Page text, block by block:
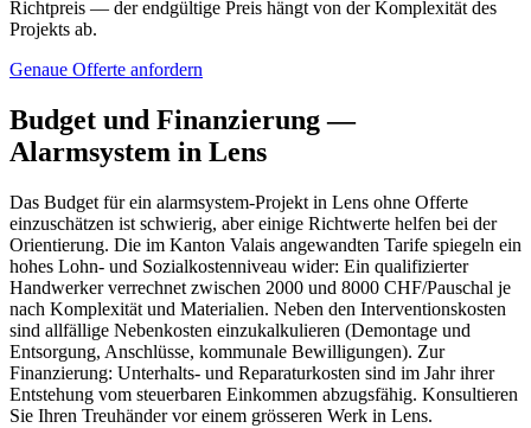
Richtpreis — der endgültige Preis hängt von der Komplexität des
Projekts ab.
Genaue Offerte anfordern
Budget und Finanzierung —
Alarmsystem in Lens
Das Budget für ein alarmsystem-Projekt in Lens ohne Offerte
einzuschätzen ist schwierig, aber einige Richtwerte helfen bei der
Orientierung. Die im Kanton Valais angewandten Tarife spiegeln ein
hohes Lohn- und Sozialkostenniveau wider: Ein qualifizierter
Handwerker verrechnet zwischen 2000 und 8000 CHF/Pauschal je
nach Komplexität und Materialien. Neben den Interventionskosten
sind allfällige Nebenkosten einzukalkulieren (Demontage und
Entsorgung, Anschlüsse, kommunale Bewilligungen). Zur
Finanzierung: Unterhalts- und Reparaturkosten sind im Jahr ihrer
Entstehung vom steuerbaren Einkommen abzugsfähig. Konsultieren
Sie Ihren Treuhänder vor einem grösseren Werk in Lens.